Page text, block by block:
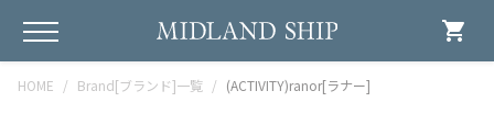
shopping_cart
HOME Brand[ブランド]一覧 (ACTIVITY)ranor[ラナー]